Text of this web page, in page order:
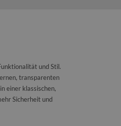
und Stil.
transparenten
einer klassischen,
Sicherheit und